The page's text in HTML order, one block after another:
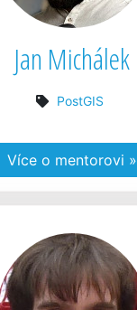
Jan Michálek
PostGIS
Více o mentorovi »